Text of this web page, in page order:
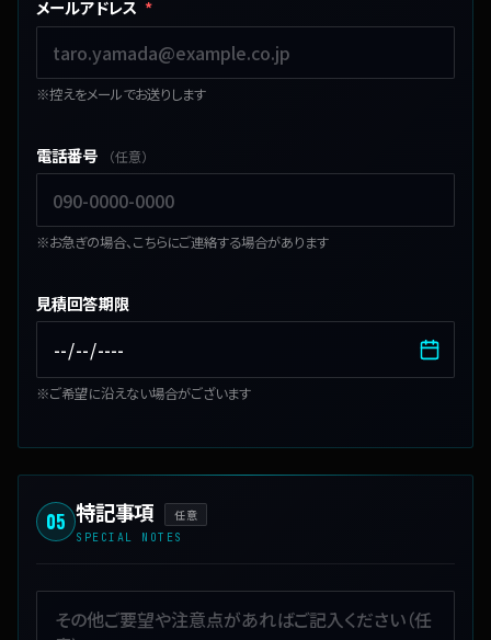
メールアドレス *
※控えをメールでお送りします
電話番号 （任意）
※お急ぎの場合、こちらにご連絡する場合があります
見積回答期限
※ご希望に沿えない場合がございます
05 特記事項 任意
SPECIAL NOTES